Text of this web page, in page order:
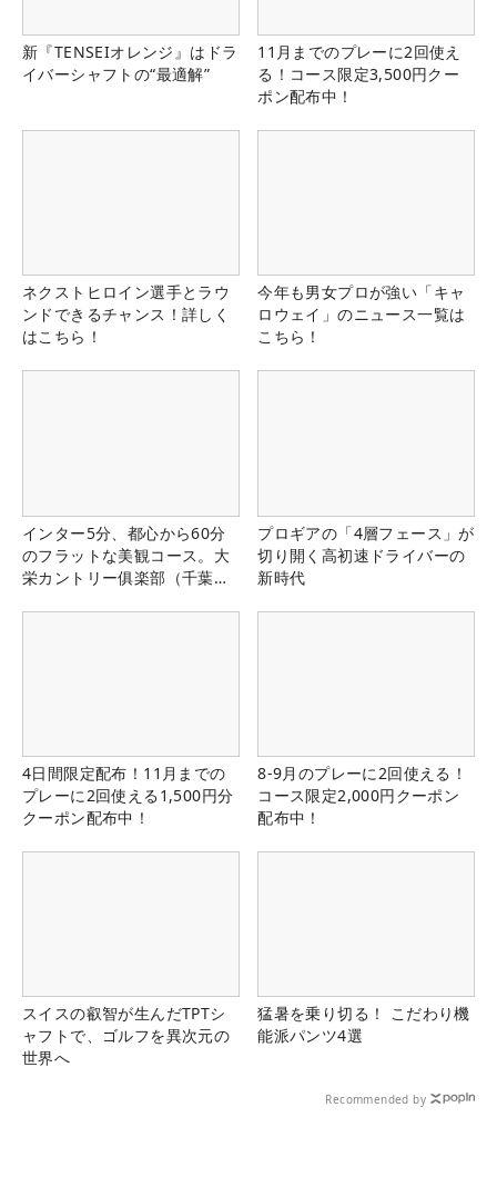
新『TENSEIオレンジ』はドラ
イバーシャフトの“最適解”
11月までのプレーに2回使え
る！コース限定3,500円クー
ポン配布中！
ネクストヒロイン選手とラウ
ンドできるチャンス！詳しく
はこちら！
今年も男女プロが強い「キャ
ロウェイ」のニュース一覧は
こちら！
インター5分、都心から60分
のフラットな美観コース。大
栄カントリー俱楽部（千葉
プロギアの「4層フェース」が
切り開く高初速ドライバーの
新時代
4日間限定配布！11月までの
プレーに2回使える1,500円分
クーポン配布中！
8-9月のプレーに2回使える！
コース限定2,000円クーポン
配布中！
スイスの叡智が生んだTPTシ
ャフトで、ゴルフを異次元の
世界へ
猛暑を乗り切る！ こだわり機
能派パンツ4選
Recommended by